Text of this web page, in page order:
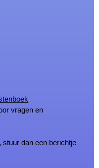
vragen en
stuur dan een berichtje